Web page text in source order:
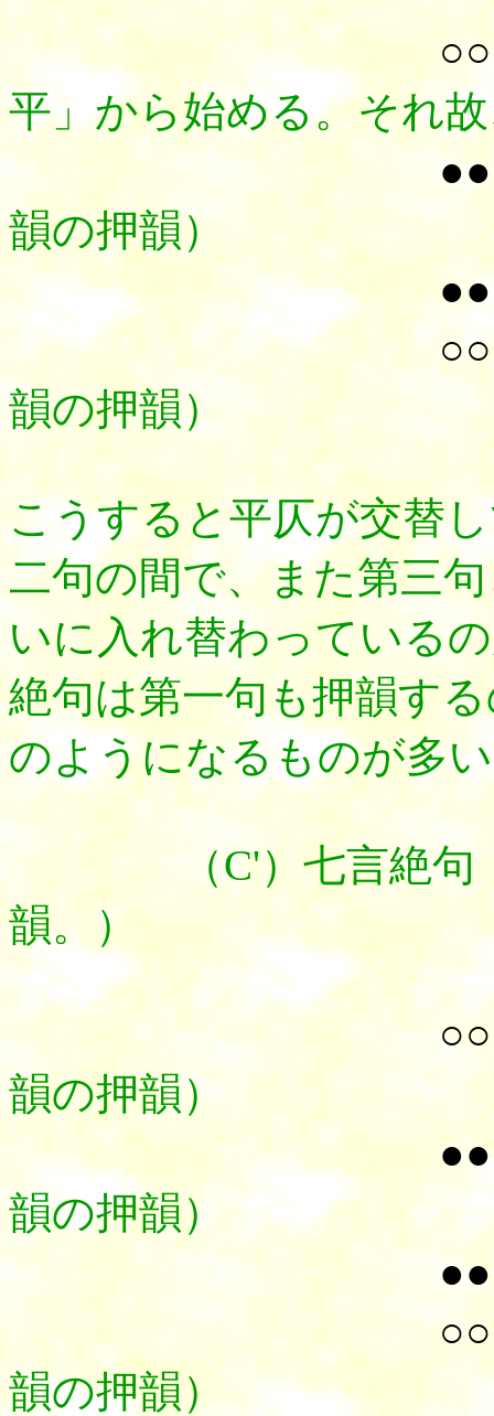
平」から始める。それ
韻の押韻）
韻の押韻）
こうすると平仄が交替
二句の間で、また第三
いに入れ替わっている
絶句は第一句も押韻す
のようになるものが多
（C'）七言絶句（
韻。）
韻の押韻）
韻の押韻）
韻の押韻）